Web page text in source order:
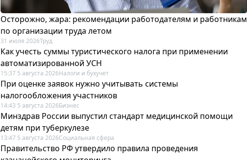
Осторожно, жара: рекомендации работодателям и работникам
по организации труда летом
31 июля 2026Труд
Как учесть суммы туристического налога при применении
автоматизированной УСН
15:37 5 августа 2026Налоги и бухучет
При оценке заявок нужно учитывать системы
налогообложения участников
14:43 5 августа 2026Бизнес
Минздрав России выпустил стандарт медицинской помощи
детям при туберкулезе
13:47 5 августа 2026Социальная сфера
Правительство РФ утвердило правила проведения